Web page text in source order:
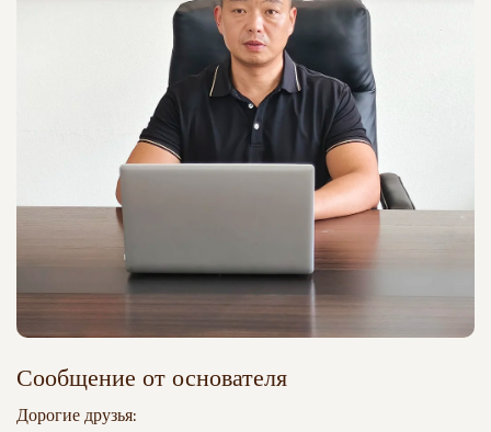
Сообщение от основателя
Дорогие друзья: